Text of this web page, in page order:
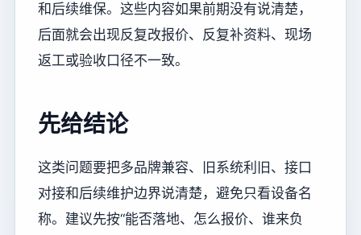
和后续维保。这些内容如果前期没有说清楚，
后面就会出现反复改报价、反复补资料、现场
返工或验收口径不一致。
先给结论
这类问题要把多品牌兼容、旧系统利旧、接口
对接和后续维护边界说清楚，避免只看设备名
称。建议先按“能否落地、怎么报价、谁来负